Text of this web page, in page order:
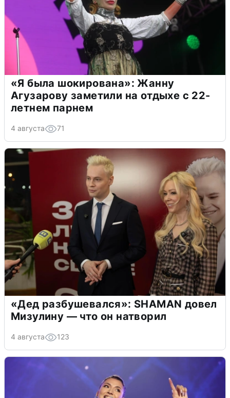
«Я была шокирована»: Жанну
Агузарову заметили на отдыхе с 22-
летнем парнем
4 августа 71
«Дед разбушевался»: SHAMAN довел
Мизулину — что он натворил
4 августа 123